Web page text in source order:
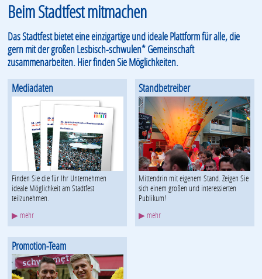
Beim Stadtfest mitmachen
Das Stadtfest bietet eine einzigartige und ideale Plattform für alle, die
gern mit der großen Lesbisch-schwulen* Gemeinschaft
zusammenarbeiten. Hier finden Sie Möglichkeiten.
Mediadaten
Finden Sie die für Ihr Unternehmen
ideale Möglichkeit am Stadtfest
teilzunehmen.
▶ mehr
Standbetreiber
Mittendrin mit eigenem Stand. Zeigen Sie
sich einem großen und interessierten
Publikum!
▶ mehr
Promotion-Team